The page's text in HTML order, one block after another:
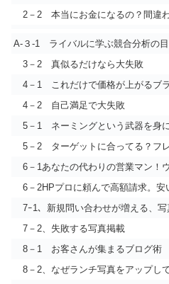
2－2 本当にお金になるの？間違わ
A-３-1 ライバルに学ぶ競合分析の
3－2 真似るだけなら大失敗
4－1 これだけで価格が上がるブ
4－2 自己満足で大失敗
5－1 ネーミングという武器を身
5－2 ターゲットに合ってる？フ
6－1あなたの代わりの営業マン！
6－2HPプロに頼んで高額請求。安
7ｰ1、新規問い合わせが増える、写
7－2、失敗する写真掲載
8－1 お客さんが集まるブログ術
8－2、なぜランチ写真をアップし